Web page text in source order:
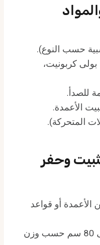
حسب النوع).
كربونيت،
للصدأ.
الأعمدة.
المتحركة).
وحفر
الأعمدة أو قواعد
حفر قواعد بعمق من 40 إلى 80 سم حسب وزن